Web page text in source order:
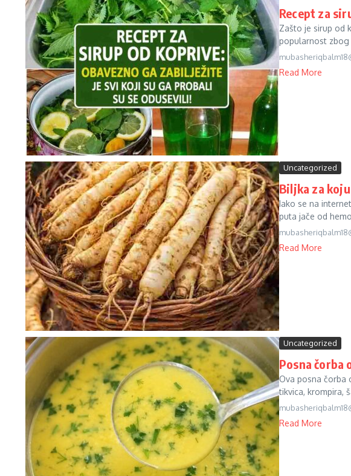
Recept za
Zašto je sirup od
popularnost zbog
Read More
Uncategorized
Biljka za
Iako se na
puta jače od
Read More
Uncategorized
Posna čorba
Ova posna čorba
tikvica, krompira,
Read More